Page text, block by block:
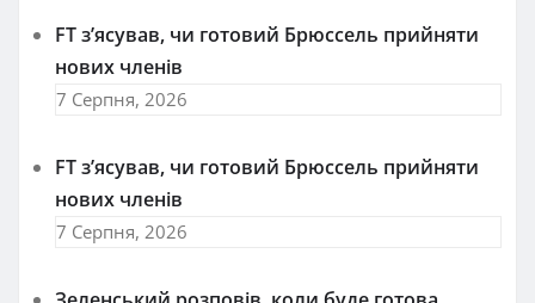
FT зʼясував, чи готовий Брюссель прийняти
нових членів
7 Серпня, 2026
FT зʼясував, чи готовий Брюссель прийняти
нових членів
7 Серпня, 2026